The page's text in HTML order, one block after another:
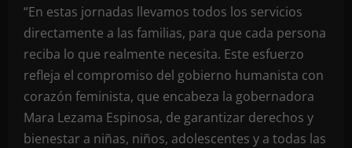
“En estas jornadas llevamos todos los servicios
directamente a las familias, para que cada persona
reciba lo que realmente necesita. Este esfuerzo
refleja el compromiso del gobierno humanista con
corazón feminista, que encabeza la gobernadora
Mara Lezama Espinosa, de garantizar derechos y
bienestar a niñas, niños, adolescentes y a todas las